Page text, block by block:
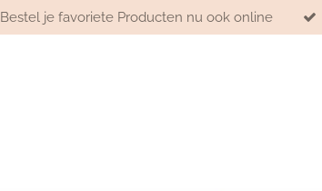
Bestel je favoriete Producten nu ook online